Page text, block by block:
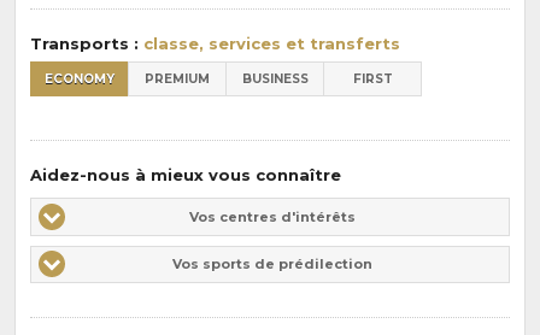
Transports : classe, services et transferts
ECONOMY PREMIUM BUSINESS FIRST
Aidez-nous à mieux vous connaître
Vos
centres
d'intérêts
Vos centres d'intérêts
Vos
sports
Vos sports de prédilection